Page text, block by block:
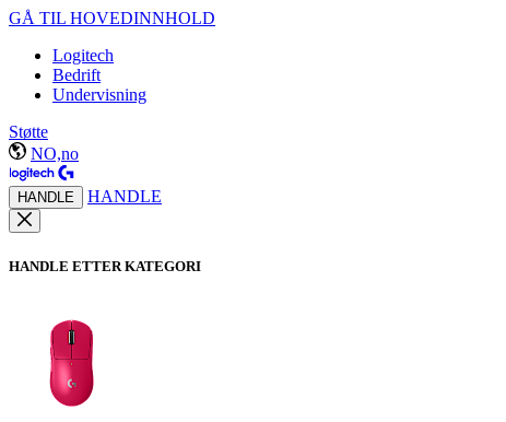
GÅ TIL HOVEDINNHOLD
Logitech
Bedrift
Undervisning
Støtte
NO,no
HANDLE HANDLE
HANDLE ETTER KATEGORI